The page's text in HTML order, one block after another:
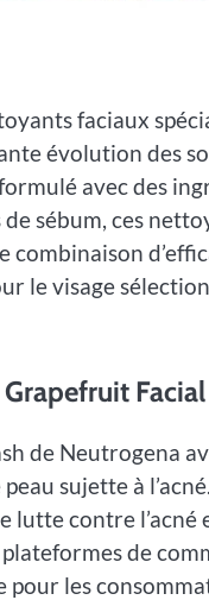
faciaux
évolution des
avec des
de sébum, ces
combinaison
le visage
de Neutrogena
sujette à
lutte contre
de
les